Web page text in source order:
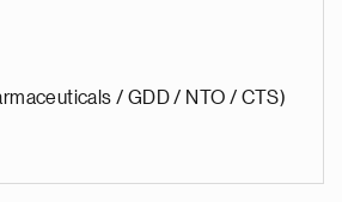
/ GDD / NTO / CTS)